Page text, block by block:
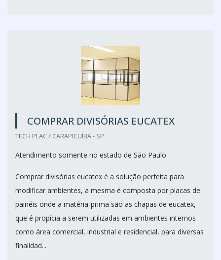
COMPRAR DIVISÓRIAS EUCATEX
TECH PLAC / CARAPICUÍBA - SP
Atendimento somente no estado de São Paulo
Comprar divisórias eucatex é a solução perfeita para
modificar ambientes, a mesma é composta por placas de
painéis onde a matéria-prima são as chapas de eucatex,
que é propícia a serem utilizadas em ambientes internos
como área comercial, industrial e residencial, para diversas
finalidad...